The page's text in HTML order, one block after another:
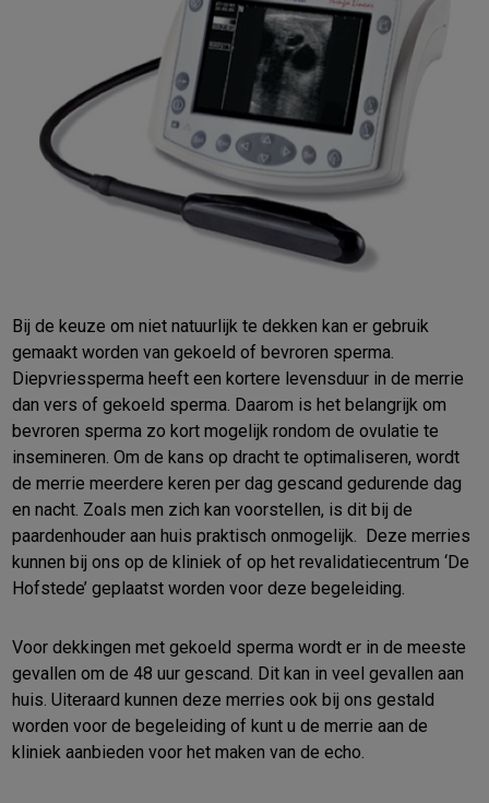
Bij de keuze om niet natuurlijk te dekken kan er gebruik
gemaakt worden van gekoeld of bevroren sperma.
Diepvriessperma heeft een kortere levensduur in de merrie
dan vers of gekoeld sperma. Daarom is het belangrijk om
bevroren sperma zo kort mogelijk rondom de ovulatie te
insemineren. Om de kans op dracht te optimaliseren, wordt
de merrie meerdere keren per dag gescand gedurende dag
en nacht. Zoals men zich kan voorstellen, is dit bij de
paardenhouder aan huis praktisch onmogelijk. Deze merries
kunnen bij ons op de kliniek of op het revalidatiecentrum ‘De
Hofstede’ geplaatst worden voor deze begeleiding.
Voor dekkingen met gekoeld sperma wordt er in de meeste
gevallen om de 48 uur gescand. Dit kan in veel gevallen aan
huis. Uiteraard kunnen deze merries ook bij ons gestald
worden voor de begeleiding of kunt u de merrie aan de
kliniek aanbieden voor het maken van de echo.